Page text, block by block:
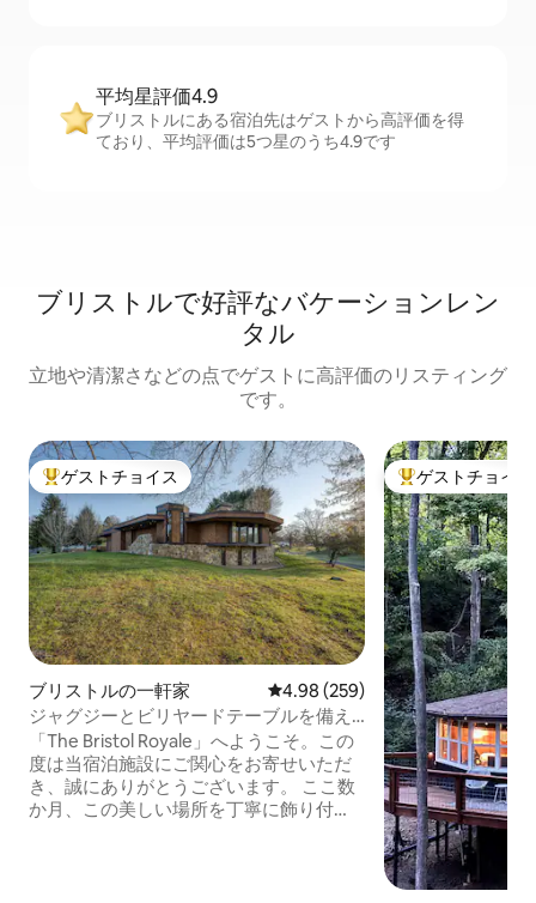
平均星評価4.9
ブリストルにある宿泊先はゲストから高評価を得
ており、平均評価は5つ星のうち4.9です
ブリストルで好評なバケーションレン
タル
立地や清潔さなどの点でゲストに高評価のリスティング
です。
大好評のゲストチョイスです。
ゲストチョイス
ブリストルの一軒家 レビュー259件、5つ星中4.98つ
4.98 (259)
ジャグジーとビリヤードテーブルを備え
たユニークなカスタムビルドの家
「The Bristol Royale」へようこそ。この
度は当宿泊施設にご関心をお寄せいただ
き、誠にありがとうございます。 ここ数
か月、この美しい場所を丁寧に飾り付
大好評のゲスト
ゲストチョイス